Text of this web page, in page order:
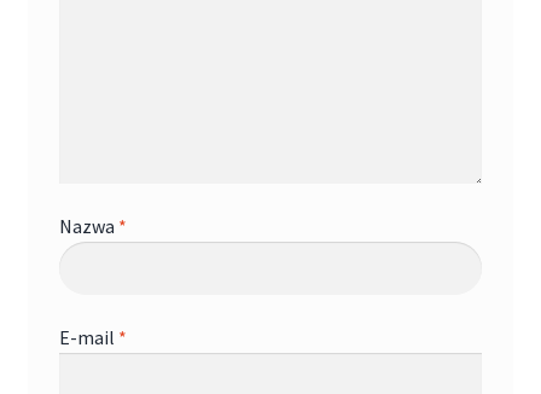
Nazwa *
E-mail *